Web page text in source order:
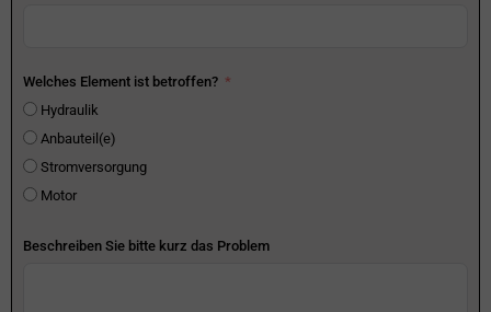
Welches Element ist betroffen?
Hydraulik
Anbauteil(e)
Stromversorgung
Motor
Beschreiben Sie bitte kurz das Problem